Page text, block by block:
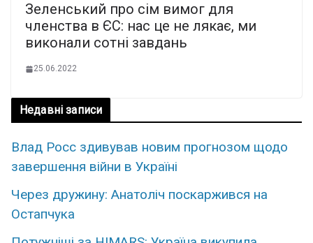
Зеленський про сім вимог для
членства в ЄС: нас це не лякає, ми
виконали сотні завдань
25.06.2022
Недавні записи
Влад Росс здивував новим прогнозом щодо
завершення війни в Україні
Через дружину: Анатоліч поскаржився на
Остапчука